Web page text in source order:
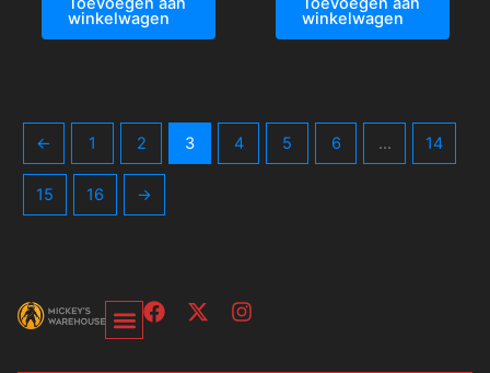
winkelwagen winkelwagen
← 1 2 3 4 5 6 … 14
15 16 →
F
X
I